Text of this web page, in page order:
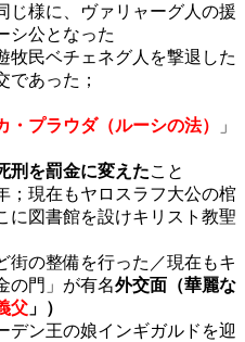
じ様に、ヴァリャーグ人の援
シ公となった
牧民ベチェネグ人を撃退した
であった；
・プラウダ（ルーシの法）
」
刑を罰金に変えたこと
年；現在もヤロスラフ大公の棺
に図書館を設けキリスト教聖
の整備を行った／現在もキ
の門」が有名外交面（華麗な
父 」）
ン王の娘インギガルドを迎